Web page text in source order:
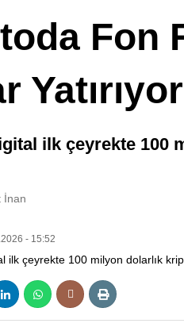
Fon
Yatırıyor
ilk çeyrekte 100
İnan
- 15:52